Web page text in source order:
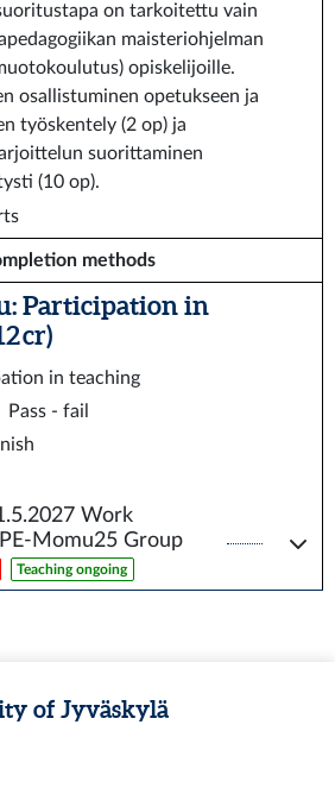
on tarkoitettu vain
maisteriohjelman
opiskelijoille.
osallistuminen opetukseen ja
työskentely (2 op) ja
suorittaminen
(10 op).
methods
Participation in
cr)
in teaching
Pass - fail
Work
Momu25 Group
Teaching ongoing
of Jyväskylä